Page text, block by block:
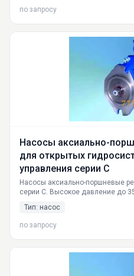
по запросу
Насосы аксиально-
для открытых
управления серии С
Насосы аксиально-поршневые
серии С. Высокое давление до
области применения, цены.
Тип: насос
по запросу